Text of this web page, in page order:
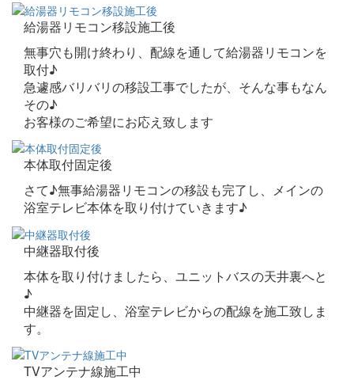
給湯器リモコン移設施工後
無事穴も開け終わり、配線を通して給湯器リモコンを
取付♪
急遽感バリバリの移設工事でしたが、そんな事もなん
その♪
お客様のご希望にお応え致します
本体取付固定後
さて♪無事給湯器リモコンの移設も完了し、メインの
浴室テレビ本体を取り付けていきます♪
中継器取付後
本体を取り付けましたら、ユニットバスの天井裏へと
♪
中継器を固定し、浴室テレビからの配線を施工致しま
す。
TVアンテナ線施工中